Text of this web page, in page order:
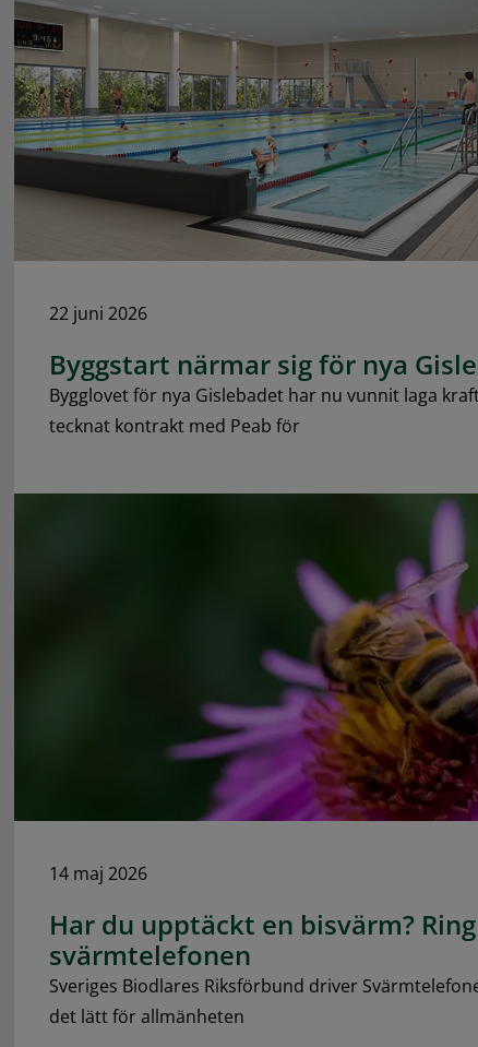
22 juni 2026
Byggstart närmar sig för nya
Bygglovet för nya Gislebadet har nu vunnit laga
tecknat kontrakt med Peab för
14 maj 2026
Har du upptäckt en bisvärm? Ring
svärmtelefonen
Sveriges Biodlares Riksförbund driver
det lätt för allmänheten